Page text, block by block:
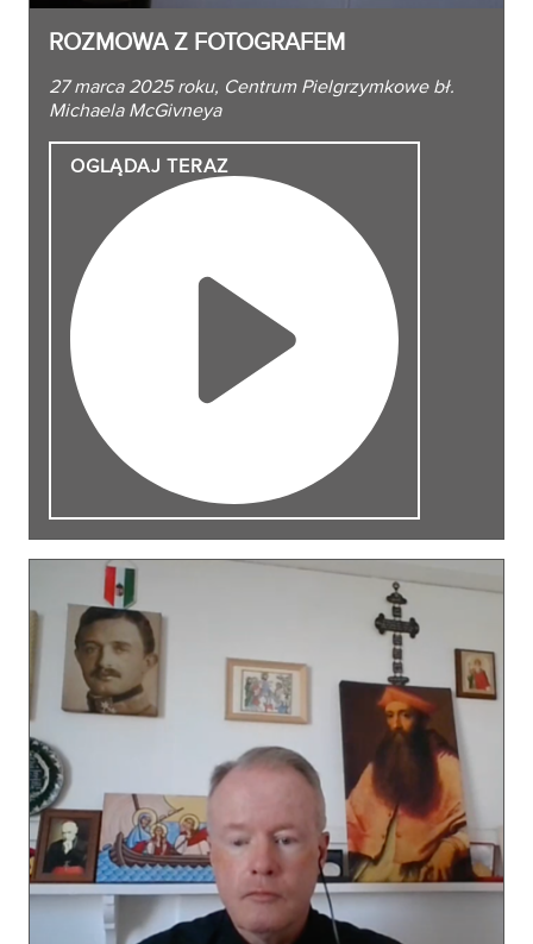
ROZMOWA Z FOTOGRAFEM
27 marca 2025 roku, Centrum Pielgrzymkowe bł.
Michaela McGivneya
OGLĄDAJTERAZ